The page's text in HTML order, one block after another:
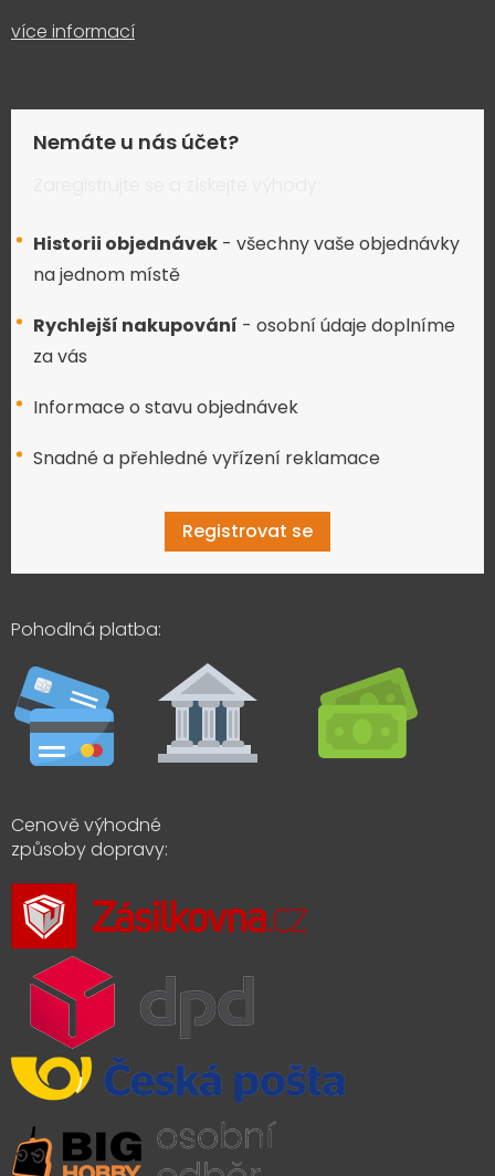
více informací
Nemáte u nás účet?
Historii objednávek - všechny vaše objednávky
na jednom místě
Rychlejší nakupování - osobní údaje doplníme
za vás
Informace o stavu objednávek
Snadné a přehledné vyřízení reklamace
Registrovat se
Pohodlná platba:
Cenově výhodné
způsoby dopravy: